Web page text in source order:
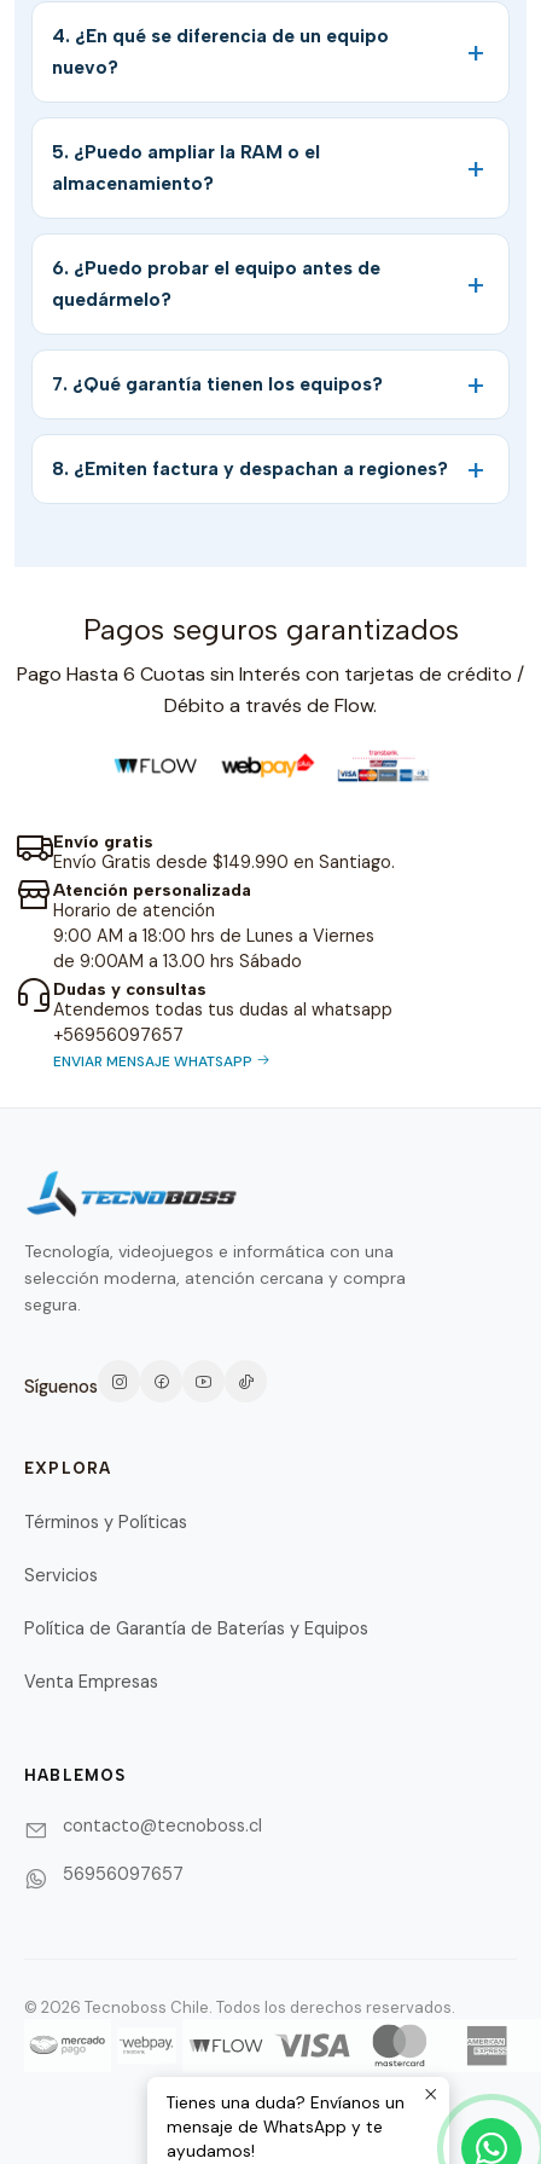
4. ¿En qué se diferencia de un equipo
nuevo?
5. ¿Puedo ampliar la RAM o el
almacenamiento?
6. ¿Puedo probar el equipo antes de
quedármelo?
7. ¿Qué garantía tienen los equipos?
8. ¿Emiten factura y despachan a regiones?
Pagos seguros garantizados
Pago Hasta 6 Cuotas sin Interés con tarjetas de crédito /
Débito a través de Flow.
Envío gratis
Envío Gratis desde $149.990 en Santiago.
Atención personalizada
Horario de atención
9:00 AM a 18:00 hrs de Lunes a Viernes
de 9:00AM a 13.00 hrs Sábado
Dudas y consultas
Atendemos todas tus dudas al whatsapp
+56956097657
ENVIAR MENSAJE WHATSAPP
Tecnología, videojuegos e informática con una
selección moderna, atención cercana y compra
segura.
Síguenos
EXPLORA
Términos y Políticas
Servicios
Política de Garantía de Baterías y Equipos
Venta Empresas
HABLEMOS
contacto@tecnoboss.cl
56956097657
© 2026 Tecnoboss Chile. Todos los derechos reservados.
Tienes una duda? Envíanos un
mensaje de WhatsApp y te
ayudamos!